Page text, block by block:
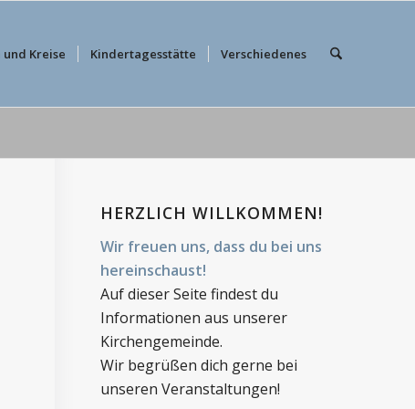
und Kreise Kindertagesstätte Verschiedenes
HERZLICH WILLKOMMEN!
Wir freuen uns, dass du bei uns
hereinschaust!
Auf dieser Seite findest du
Informationen aus unserer
Kirchengemeinde.
Wir begrüßen dich gerne bei
unseren Veranstaltungen!